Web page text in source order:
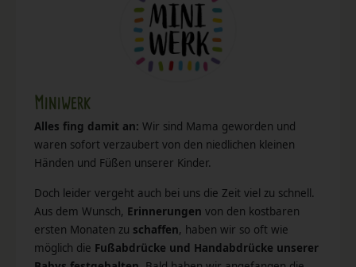
Miniwerk
Alles fing damit an: Wir sind Mama geworden und
waren sofort verzaubert von den niedlichen kleinen
Händen und Füßen unserer Kinder.
Doch leider vergeht auch bei uns die Zeit viel zu schnell.
Aus dem Wunsch, Erinnerungen von den kostbaren
ersten Monaten zu schaffen, haben wir so oft wie
möglich die Fußabdrücke und Handabdrücke unserer